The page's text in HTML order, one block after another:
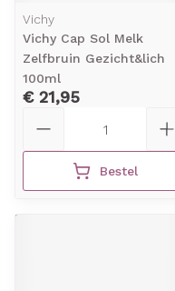
Vichy
Vichy Cap Sol Melk
Zelfbruin Gezicht&lich
100ml
€ 21,95
Bestel